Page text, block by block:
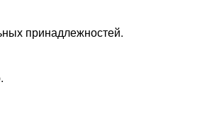
принадлежностей.